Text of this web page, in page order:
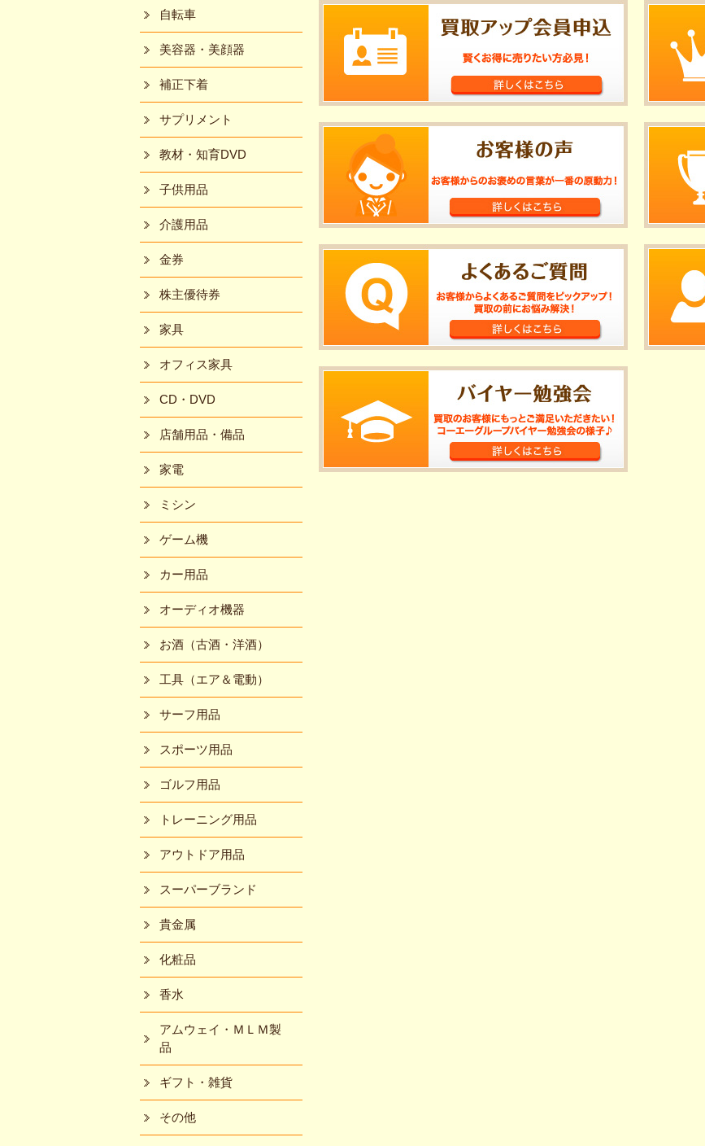
自転車
美容器・美顔器
補正下着
サプリメント
教材・知育DVD
子供用品
介護用品
金券
株主優待券
家具
オフィス家具
CD・DVD
店舗用品・備品
家電
ミシン
ゲーム機
カー用品
オーディオ機器
お酒（古酒・洋酒）
工具（エア＆電動）
サーフ用品
スポーツ用品
ゴルフ用品
トレーニング用品
アウトドア用品
スーパーブランド
貴金属
化粧品
香水
アムウェイ・ＭＬＭ製
品
ギフト・雑貨
その他